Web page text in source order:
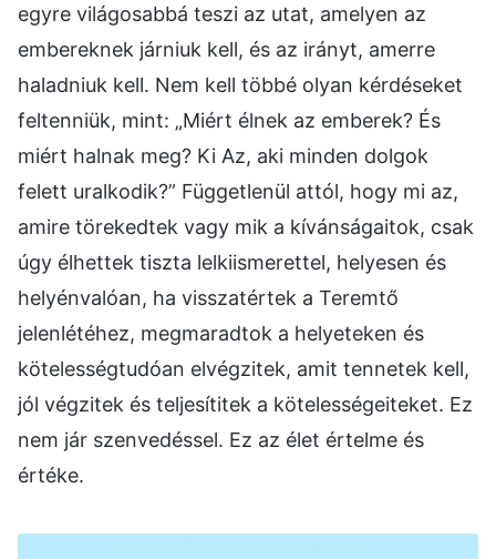
egyre világosabbá teszi az utat, amelyen az
embereknek járniuk kell, és az irányt, amerre
haladniuk kell. Nem kell többé olyan kérdéseket
feltenniük, mint: „Miért élnek az emberek? És
miért halnak meg? Ki Az, aki minden dolgok
felett uralkodik?” Függetlenül attól, hogy mi az,
amire törekedtek vagy mik a kívánságaitok, csak
úgy élhettek tiszta lelkiismerettel, helyesen és
helyénvalóan, ha visszatértek a Teremtő
jelenlétéhez, megmaradtok a helyeteken és
kötelességtudóan elvégzitek, amit tennetek kell,
jól végzitek és teljesítitek a kötelességeiteket. Ez
nem jár szenvedéssel. Ez az élet értelme és
értéke.